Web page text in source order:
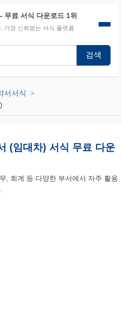
- 무료 서식 다운로드 1위
가장 신뢰받는 서식 플랫폼
검색
서서식
(임대차) 서식 무료 다운
, 회계 등 다양한 부서에서 자주 활용